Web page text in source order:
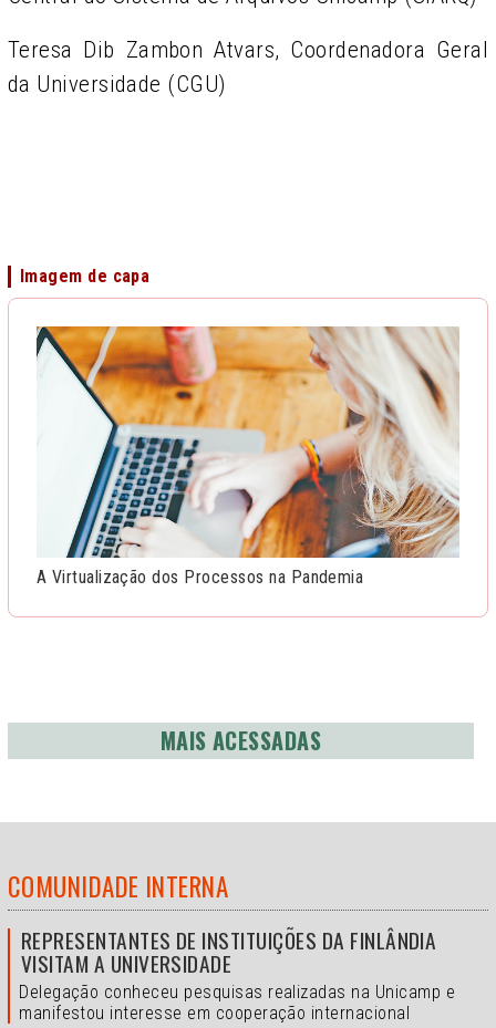
Teresa Dib Zambon Atvars, Coordenadora Geral
da Universidade (CGU)
Imagem de capa
A Virtualização dos Processos na Pandemia
MAIS ACESSADAS
COMUNIDADE INTERNA
REPRESENTANTES DE INSTITUIÇÕES DA FINLÂNDIA
VISITAM A UNIVERSIDADE
Delegação conheceu pesquisas realizadas na Unicamp e
manifestou interesse em cooperação internacional